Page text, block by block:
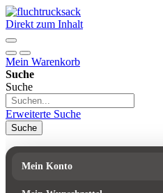
Direkt zum Inhalt
Mein Warenkorb
Suche
Suche
Erweiterte Suche
Suche
Mein Konto